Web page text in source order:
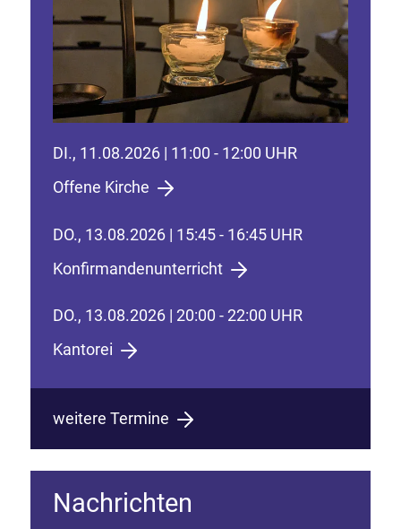
DI., 11.08.2026 | 11:00 - 12:00 UHR
Offene Kirche
DO., 13.08.2026 | 15:45 - 16:45 UHR
Konfirmandenunterricht
DO., 13.08.2026 | 20:00 - 22:00 UHR
Kantorei
weitere Termine
Nachrichten